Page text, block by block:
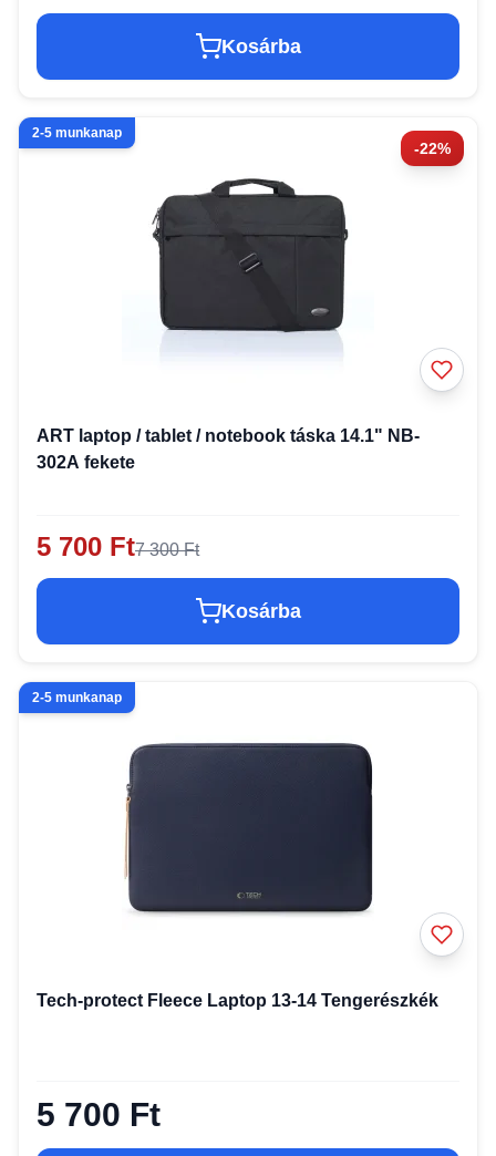
Kosárba
-22%
2-5 munkanap
ART laptop / tablet / notebook táska 14.1" NB-
302A fekete
5 700 Ft7 300 Ft
Kosárba
2-5 munkanap
Tech-protect Fleece Laptop 13-14 Tengerészkék
5 700 Ft